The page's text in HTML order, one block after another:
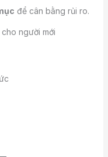
để cân bằng rủi ro.
người mới